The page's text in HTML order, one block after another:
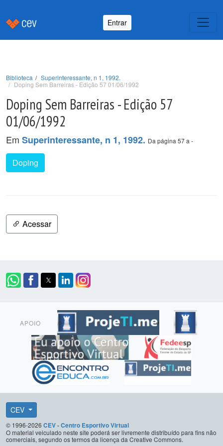
Entrar
Biblioteca
Superinteressante, n 1, 1992.
Doping Sem Barreiras - Edição 57 01/06/1992
Doping Sem Barreiras - Edição 57
01/06/1992
Em Superinteressante, n 1, 1992. Da página 57 a -
Doping
Acessar
APOIO
CEV
© 1996-2026 CEV - Centro Esportivo Virtual
O material veiculado neste site poderá ser livremente distribuído para fins não
comerciais, segundo os termos da licença da Creative Commons.